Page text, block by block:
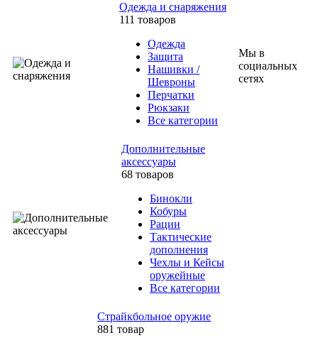
Одежда и снаряжения
111 товаров
Одежда
Защита
Нашивки /
Шевроны
Перчатки
Рюкзаки
Все категории
Дополнительные
аксессуары
68 товаров
Бинокли
Кобуры
Рации
Тактические
дополнения
Чехлы и Кейсы
оружейные
Все категории
Страйкбольное оружие
881 товар
Мы в
социальных
сетях